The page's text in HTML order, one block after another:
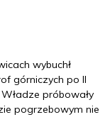
wybuchł
górniczych po II
próbowały
pogrzebowym nie